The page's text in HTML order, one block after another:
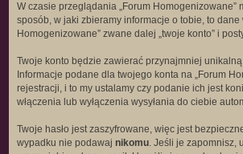
W czasie przeglądania „Forum
sposób, w jaki zbieramy informacje o tobie, to
Homogenizowane” zwane dalej „twoje konto” i
Twoje konto będzie zawierać przynajmniej
Informacje podane dla twojego konta na „Forum
rejestracji, i to my ustalamy czy podanie ich jest
włączenia lub wyłączenia wysyłania do ciebie
Twoje hasło jest zaszyfrowane, więc jest
wypadku nie podawaj nikomu. Jeśli je zapomnisz,